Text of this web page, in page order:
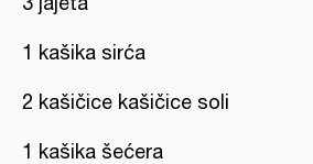
1 kašika sirća
2 kašičice kašičice soli
1 kašika šećera